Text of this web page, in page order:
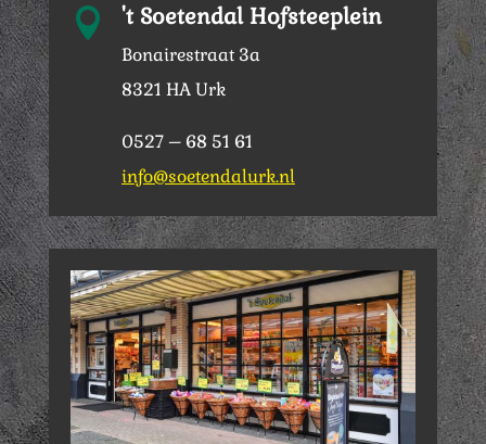
 't Soetendal Hofsteeplein
Bonairestraat 3a
8321 HA Urk
0527 – 68 51 61
info@soetendalurk.nl